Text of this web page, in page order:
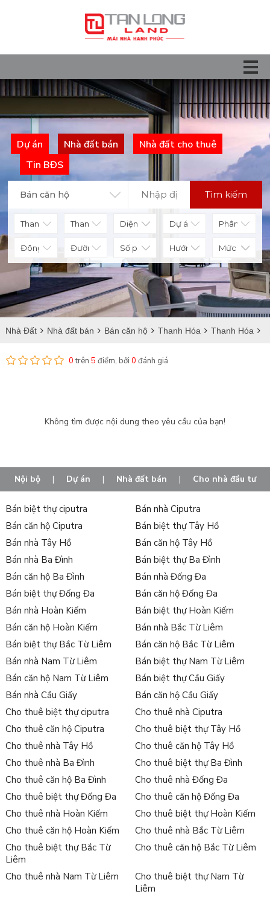
Dự án Nhà đất bán
Nhà đất cho thuê
Tin BĐS
Bán căn hộ Tìm kiếm
Diện tích
Số phòng Hướng nhà Mức giá
Nhà Đất Nhà đất bán Bán căn hộ Thanh Hóa Thanh Hóa
Bán căn hộ tại Đông Lĩnh
0trên 5 điểm, bởi 0 đánh giá
Không tìm được nội dung theo yêu cầu của bạn!
Nội bộ | Dự án | Nhà đất bán | Cho nhà đầu tư
Bán biệt thự ciputra
Bán nhà Ciputra
Bán căn hộ Ciputra
Bán biệt thự Tây Hồ
Bán nhà Tây Hồ
Bán căn hộ Tây Hồ
Bán nhà Ba Đình
Bán biệt thự Ba Đình
Bán căn hộ Ba Đình
Bán nhà Đống Đa
Bán biệt thự Đống Đa
Bán căn hộ Đống Đa
Bán nhà Hoàn Kiếm
Bán biệt thự Hoàn Kiếm
Bán căn hộ Hoàn Kiếm
Bán nhà Bắc Từ Liêm
Bán biệt thự Bắc Từ Liêm
Bán căn hộ Bắc Từ Liêm
Bán nhà Nam Từ Liêm
Bán biệt thự Nam Từ Liêm
Bán căn hộ Nam Từ Liêm
Bán biệt thự Cầu Giấy
Bán nhà Cầu Giấy
Bán căn hộ Cầu Giấy
Cho thuê biệt thự ciputra
Cho thuê nhà Ciputra
Cho thuê căn hộ Ciputra
Cho thuê biệt thự Tây Hồ
Cho thuê nhà Tây Hồ
Cho thuê căn hộ Tây Hồ
Cho thuê nhà Ba Đình
Cho thuê biệt thự Ba Đình
Cho thuê căn hộ Ba Đình
Cho thuê nhà Đống Đa
Cho thuê biệt thự Đống Đa
Cho thuê căn hộ Đống Đa
Cho thuê nhà Hoàn Kiếm
Cho thuê biệt thự Hoàn Kiếm
Cho thuê căn hộ Hoàn Kiếm
Cho thuê nhà Bắc Từ Liêm
Cho thuê biệt thự Bắc Từ
Liêm
Cho thuê căn hộ Bắc Từ Liêm
Cho thuê nhà Nam Từ Liêm
Cho thuê biệt thự Nam Từ
Liêm